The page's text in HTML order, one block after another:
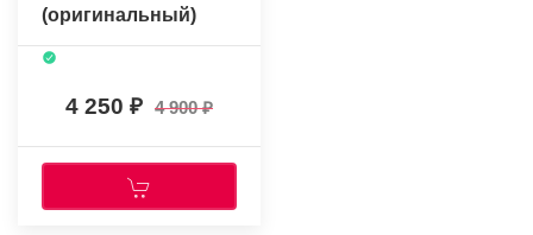
(оригинальный)
4 250 4 900